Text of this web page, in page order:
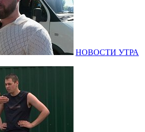
НОВОСТИ УТРА